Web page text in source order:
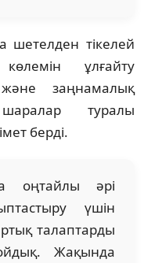
шетелден тікелей
ұлғайту
заңнамалық
туралы
берді.
оңтайлы әрі
үшін
талаптарды
Жақында